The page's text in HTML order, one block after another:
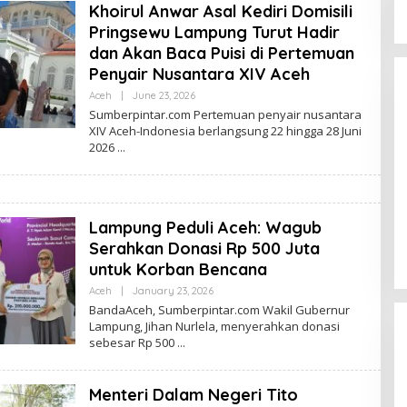
Khoirul Anwar Asal Kediri Domisili
Pringsewu Lampung Turut Hadir
dan Akan Baca Puisi di Pertemuan
Penyair Nusantara XIV Aceh
Aceh June 23, 2026B
Y
N
O
S
A
R
M
A
N
Sumberpintar.com Pertemuan penyair nusantara
XIV Aceh-Indonesia berlangsung 22 hingga 28 Juni
2026
Lampung Peduli Aceh: Wagub
Serahkan Donasi Rp 500 Juta
untuk Korban Bencana
Aceh January 23, 2026B
N
O
S
A
BandaAceh, Sumberpintar.com Wakil Gubernur
Lampung, Jihan Nurlela, menyerahkan donasi
sebesar Rp 500
Menteri Dalam Negeri Tito
Tomo Pengawas SPBU 24.351.36
Membantah Adanya Oknum
Pelangsir BBM Subsidi
In Berita | August 6, 2026